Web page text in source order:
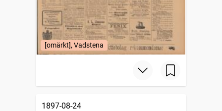
[omärkt], Vadstena
1897-08-24